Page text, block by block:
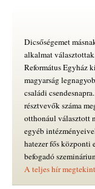
Dicsőségemet
alkalmat
Református Egyház
magyarság
családi
résztvevők száma
otthonául választott
egyéb
hatezer fős központi
befogadó
A teljes hír